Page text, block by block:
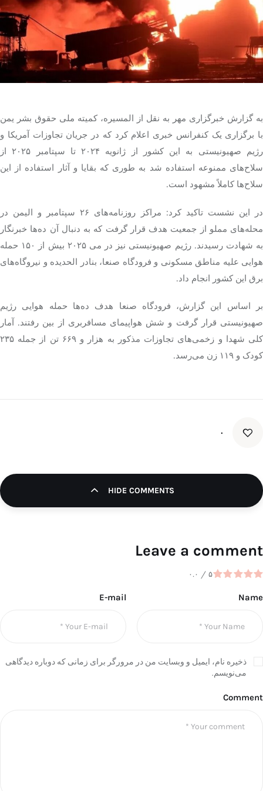
تک کده
پایگاه خبری آبان
به گزارش خبرگزاری مهر به نقل از المسیره، کمیته ملی حقوق بشر یمن
با برگزاری یک کنفرانس خبری اعلام کرد که در جریان تجاوزات آمریکا و
رژیم صهیونیستی به این کشور از ژانویه
تا سپتامبر
از
سلاح‌های ممنوعه استفاده شد به طوری که بقایا و آثار استفاده از این
سلاح‌ها کاملاً مشهود است.
در این نشست تاکید کرد: مراکز روزنامه‌های ۲۶ سپتامبر و الیمن در
محله‌های مملو از جمعیت هدف قرار گرفت که به دنبال آن ده‌ها خبرنگار
به شهادت رسیدند. رژیم صهیونیستی نیز در می ۲۰۲۵
بیش از ۱۵۰ حمله
هوایی علیه مناطق مسکونی و فرودگاه صنعا، بنادر الحدیده و نیروگاه‌های
برق این کشور انجام داد.
بر اساس این گزارش، فرودگاه صنعا هدف ده‌ها حمله هوایی رژیم
صهیونیستی قرار گرفت و شش هواپیمای مسافربری از بین رفتند. آمار
کلی شهدا و زخمی‌های تجاوزات مذکور به هزار و ۶۶۹ تن از جمله ۲۳۵
کودک و ۱۱۹ زن می‌رسد.
۰
HIDE COMMENTS
Leave a comment
۰.۰ / ۵
Name
E-mail
ذخیره نام، ایمیل و وبسایت من در مرورگر برای زمانی که دوباره دیدگاهی
می‌نویسم.
Comment